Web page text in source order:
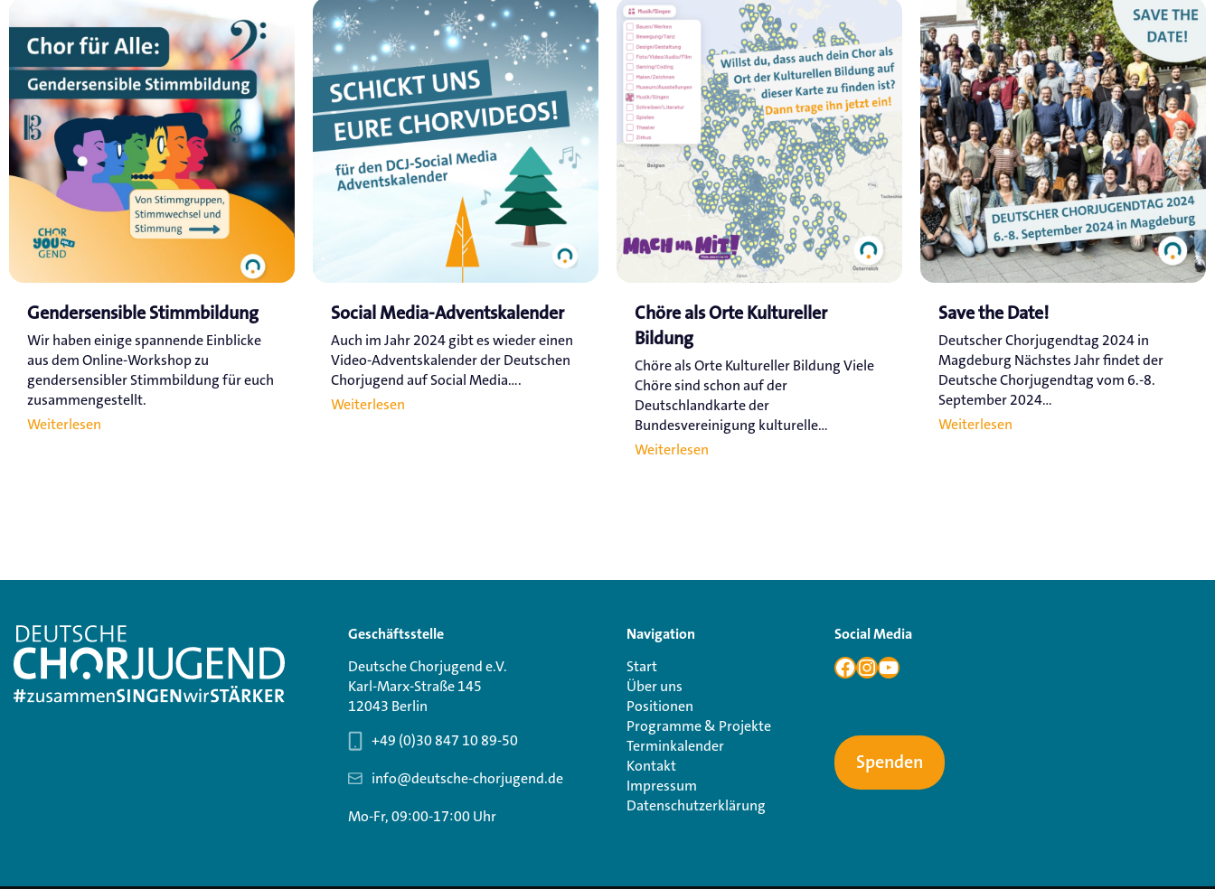
Gendersensible Stimmbildung
Wir haben einige spannende Einblicke
aus dem Online-Workshop zu
gendersensibler Stimmbildung für euch
zusammengestellt.
Weiterlesen
Social Media-Adventskalender
Auch im Jahr 2024 gibt es wieder einen
Video-Adventskalender der Deutschen
Chorjugend auf Social Media....
Weiterlesen
Chöre als Orte Kultureller
Bildung
Chöre als Orte Kultureller Bildung Viele
Chöre sind schon auf der
Deutschlandkarte der
Bundesvereinigung kulturelle...
Weiterlesen
Save the Date!
Deutscher Chorjugendtag 2024 in
Magdeburg Nächstes Jahr findet der
Deutsche Chorjugendtag vom 6.-8.
September 2024...
Weiterlesen
Geschäftsstelle
Deutsche Chorjugend e.V.
Karl-Marx-Straße 145
12043 Berlin
+49 (0)30 847 10 89-50
info@deutsche-chorjugend.de
Mo-Fr, 09:00-17:00 Uhr
Navigation
Start
Über uns
Positionen
Programme & Projekte
Terminkalender
Kontakt
Impressum
Datenschutzerklärung
Social Media
Spenden